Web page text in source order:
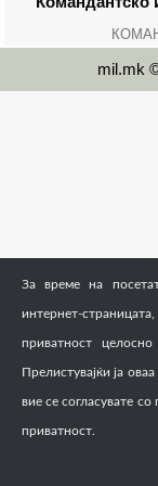
mil.mk
За време на
интернет-
приватност целосно
Прелистувајќи ја
вие се согласувате со
приватност.